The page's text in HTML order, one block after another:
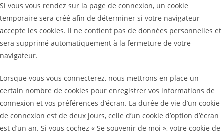
Si vous vous rendez sur la page de connexion, un cookie
temporaire sera créé afin de déterminer si votre navigateur
accepte les cookies. Il ne contient pas de données personnelles et
sera supprimé automatiquement à la fermeture de votre
navigateur.
Lorsque vous vous connecterez, nous mettrons en place un
certain nombre de cookies pour enregistrer vos informations de
connexion et vos préférences d’écran. La durée de vie d’un cookie
de connexion est de deux jours, celle d’un cookie d’option d’écran
est d’un an. Si vous cochez « Se souvenir de moi », votre cookie de